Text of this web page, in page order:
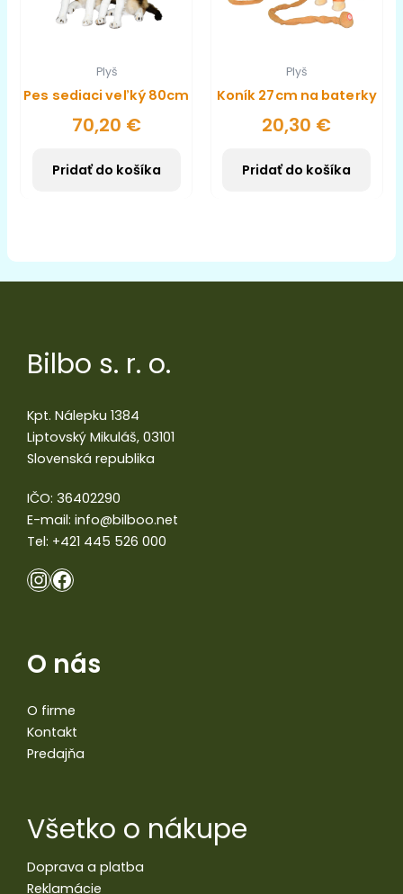
Plyš
Pes sediaci veľký 80cm
70,20 €
Pridať do košíka
Plyš
Koník 27cm na baterky
20,30 €
Pridať do košíka
Bilbo s. r. o.
Kpt. Nálepku 1384
Liptovský Mikuláš, 03101
Slovenská republika
IČO: 36402290
E-mail: info@bilboo.net
Tel: +421 445 526 000
O nás
O firme
Kontakt
Predajňa
Všetko o nákupe
Doprava a platba
Reklamácie